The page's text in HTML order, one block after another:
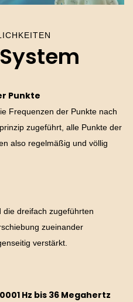
Punkte
Frequenzen der Punkte nach
zugeführt, alle Punkte der
also regelmäßig und völlig
die dreifach zugeführten
zueinander
verstärkt.
Hz bis 36 Megahertz